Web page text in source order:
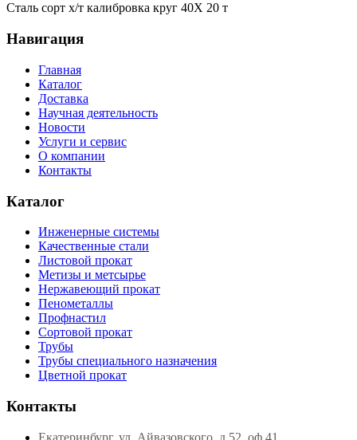
Сталь сорт х/т калибровка круг 40Х 20 т
Навигация
Главная
Каталог
Доставка
Научная деятельность
Новости
Услуги и сервис
О компании
Контакты
Каталог
Инженерные системы
Качественные стали
Листовой прокат
Метизы и метсырье
Нержавеющий прокат
Пенометаллы
Профнастил
Сортовой прокат
Трубы
Трубы специального назначения
Цветной прокат
Контакты
Екатеринбург, ул. Айвазовского, д.52, оф.41